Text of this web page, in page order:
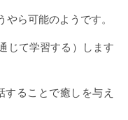
ら可能のようです。
じて学習する）します
することで癒しを与え